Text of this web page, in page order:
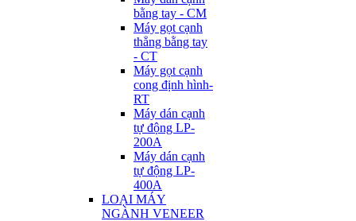
bằng tay - CM
Máy gọt cạnh
thẳng bằng tay
- CT
Máy gọt cạnh
cong định hình-
RT
Máy dán cạnh
tự động LP-
200A
Máy dán cạnh
tự động LP-
400A
LOẠI MÁY
NGÀNH VENEER